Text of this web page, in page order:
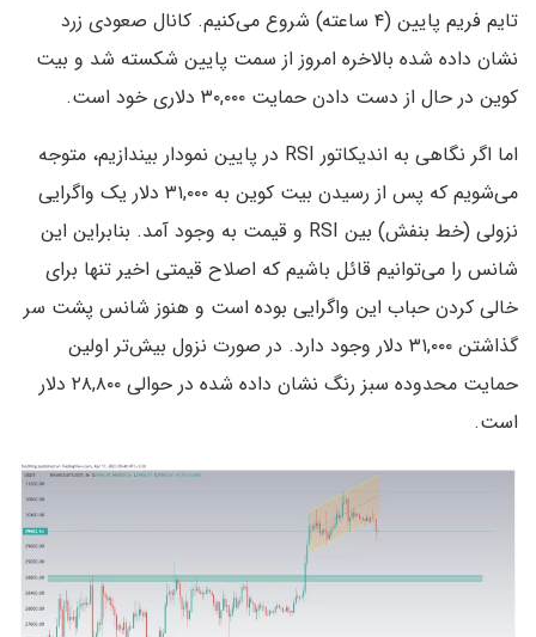
تایم فریم پایین (۴ ساعته) شروع می‌کنیم. کانال صعودی زرد
نشان داده شده بالاخره امروز از سمت پایین شکسته شد و بیت
کوین در حال از دست دادن حمایت ۳۰,۰۰۰ دلاری خود است.
اما اگر نگاهی به اندیکاتور RSI در پایین نمودار بیندازیم، متوجه
می‌شویم که پس از رسیدن بیت کوین به ۳۱,۰۰۰ دلار یک واگرایی
نزولی (خط بنفش) بین RSI و قیمت به وجود آمد. بنابراین این
شانس را می‌توانیم قائل باشیم که اصلاح قیمتی اخیر تنها برای
خالی کردن حباب این واگرایی بوده است و هنوز شانس پشت سر
گذاشتن ۳۱,۰۰۰ دلار وجود دارد. در صورت نزول بیش‌تر اولین
حمایت محدوده سبز رنگ نشان داده شده در حوالی ۲۸,۸۰۰ دلار
است.